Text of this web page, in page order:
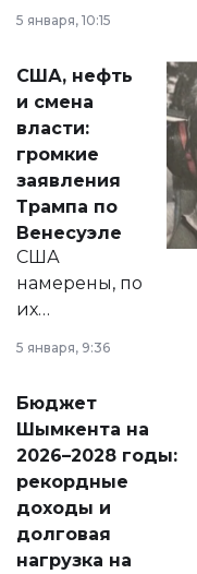
сразу несколько
актуальных тем —
от слухов о
политических
реформах до
вопросов армии,
экономики и
личного здоровья.
5 января, 10:15
США, нефть
и смена
власти:
громкие
заявления
Трампа по
Венесуэле
США
намерены, по
их
принести
народу
Венесуэлы.
5 января, 9:36
Бюджет
Шымкента на
2026–2028 годы:
рекордные
доходы и
долговая
нагрузка на